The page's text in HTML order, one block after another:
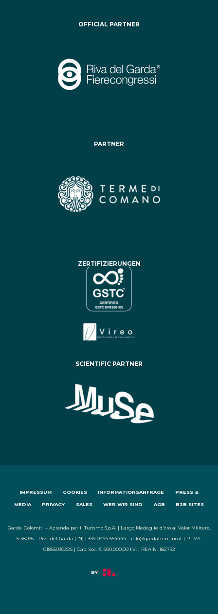
OFFICIAL PARTNER
PARTNER
ZERTIFIZIERUNGEN
SCIENTIFIC PARTNER
IMPRESSUM COOKIES INFORMATIONSANFRAGE PRESS &
MEDIA PRIVACY SALES WER WIR SIND AGB B2B SITES
Garda Dolomiti – Azienda per il Turismo S.p.A. | Largo Medaglie d'oro al Valor Militare,
5 38066 - Riva del Garda (TN) | +39 0464 554444 - info@gardatrentino.it | P. IVA:
01855030225 | Cap. Soc. € 600.000,00 I.V. | REA N. 182762